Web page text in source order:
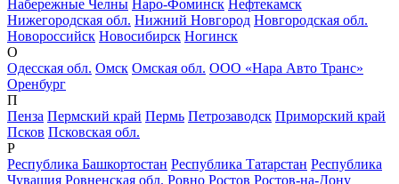
Набережные Челны Наро-Фоминск Нефтекамск
Нижегородская обл. Нижний Новгород Новгородская обл.
Новороссийск Новосибирск Ногинск
О
Одесская обл. Омск Омская обл. ООО «Нара Авто Транс»
Оренбург
П
Пенза Пермский край Пермь Петрозаводск Приморский край
Псков Псковская обл.
Р
Республика Башкортостан Республика Татарстан Республика
Чувашия Ровненская обл. Ровно Ростов Ростов-на-Дону